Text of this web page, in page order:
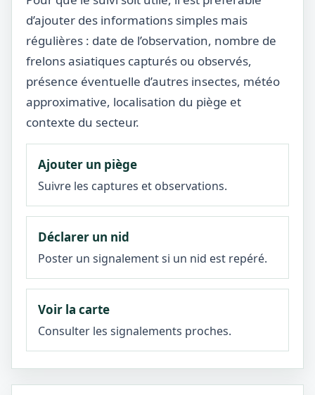
d’ajouter des informations simples mais
régulières : date de l’observation, nombre de
frelons asiatiques capturés ou observés,
présence éventuelle d’autres insectes, météo
approximative, localisation du piège et
contexte du secteur.
Ajouter un piège
Suivre les captures et observations.
Déclarer un nid
Poster un signalement si un nid est repéré.
Voir la carte
Consulter les signalements proches.